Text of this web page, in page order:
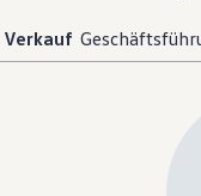
Verkauf